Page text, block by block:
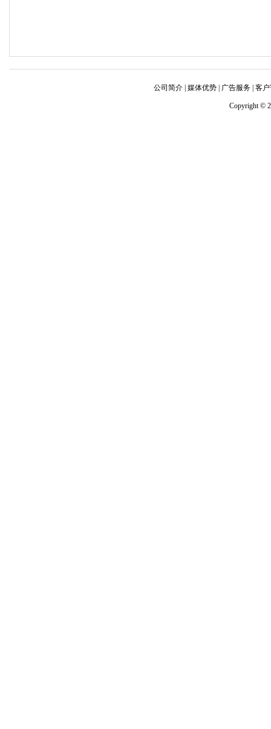
公司简介 |媒体优势 广告服务 |客
Copyright ©